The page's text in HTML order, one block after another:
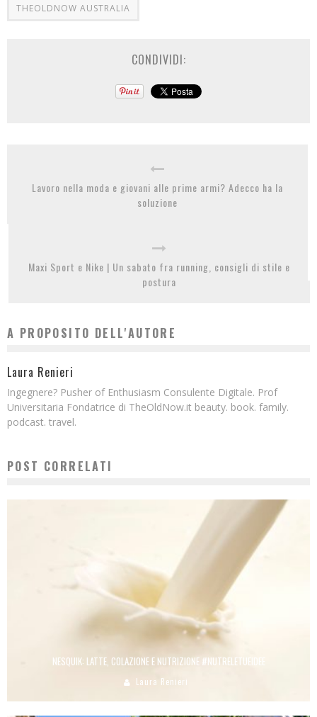
THEOLDNOW AUSTRALIA
CONDIVIDI:
Lavoro nella moda e giovani alle prime armi? Adecco ha la
soluzione
Maxi Sport e Nike | Un sabato fra running, consigli di stile e
postura
A PROPOSITO DELL'AUTORE
Laura Renieri
Ingegnere? Pusher of Enthusiasm Consulente Digitale. Prof
Universitaria Fondatrice di TheOldNow.it beauty. book. family.
podcast. travel.
POST CORRELATI
NESQUIK: LATTE, COLAZIONE E NUTRIZIONE #NUTRELETUEIDEE
Laura Renieri